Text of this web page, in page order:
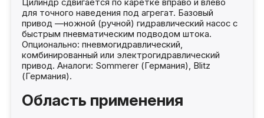
Цилиндр сдвигается по каретке вправо и влево
для точного наведения под агрегат. Базовый
привод —ножной (ручной) гидравлический насос с
быстрым пневматическим подводом штока.
Опционально: пневмогидравлический,
комбинированный или электрогидравлический
привод. Аналоги: Sommerer (Германия), Blitz
(Германия).
Область применения